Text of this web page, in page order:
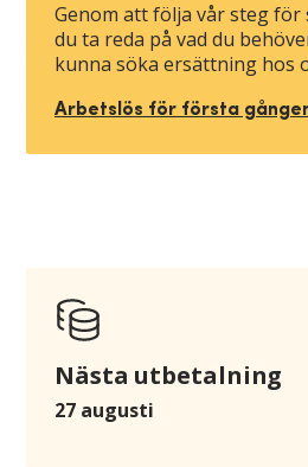
Genom att följa vår steg för
du ta reda på vad du
kunna söka ersättning hos
Arbetslös för första
Nästa utbetalning
27 augusti